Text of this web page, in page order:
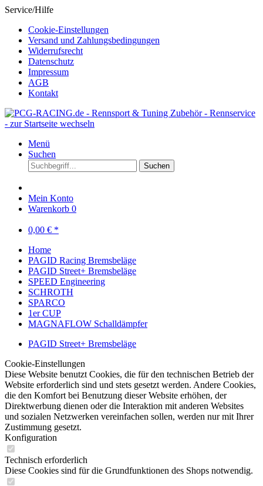
Service/Hilfe
Cookie-Einstellungen
Versand und Zahlungsbedingungen
Widerrufsrecht
Datenschutz
Impressum
AGB
Kontakt
Menü
Suchen
Suchen
Mein Konto
Warenkorb 0
0,00 € *
Home
PAGID Racing Bremsbeläge
PAGID Street+ Bremsbeläge
SPEED Engineering
SCHROTH
SPARCO
1er CUP
MAGNAFLOW Schalldämpfer
PAGID Street+ Bremsbeläge
Cookie-Einstellungen
Diese Website benutzt Cookies, die für den technischen Betrieb der
Website erforderlich sind und stets gesetzt werden. Andere Cookies,
die den Komfort bei Benutzung dieser Website erhöhen, der
Direktwerbung dienen oder die Interaktion mit anderen Websites
und sozialen Netzwerken vereinfachen sollen, werden nur mit Ihrer
Zustimmung gesetzt.
Konfiguration
Technisch erforderlich
Diese Cookies sind für die Grundfunktionen des Shops notwendig.